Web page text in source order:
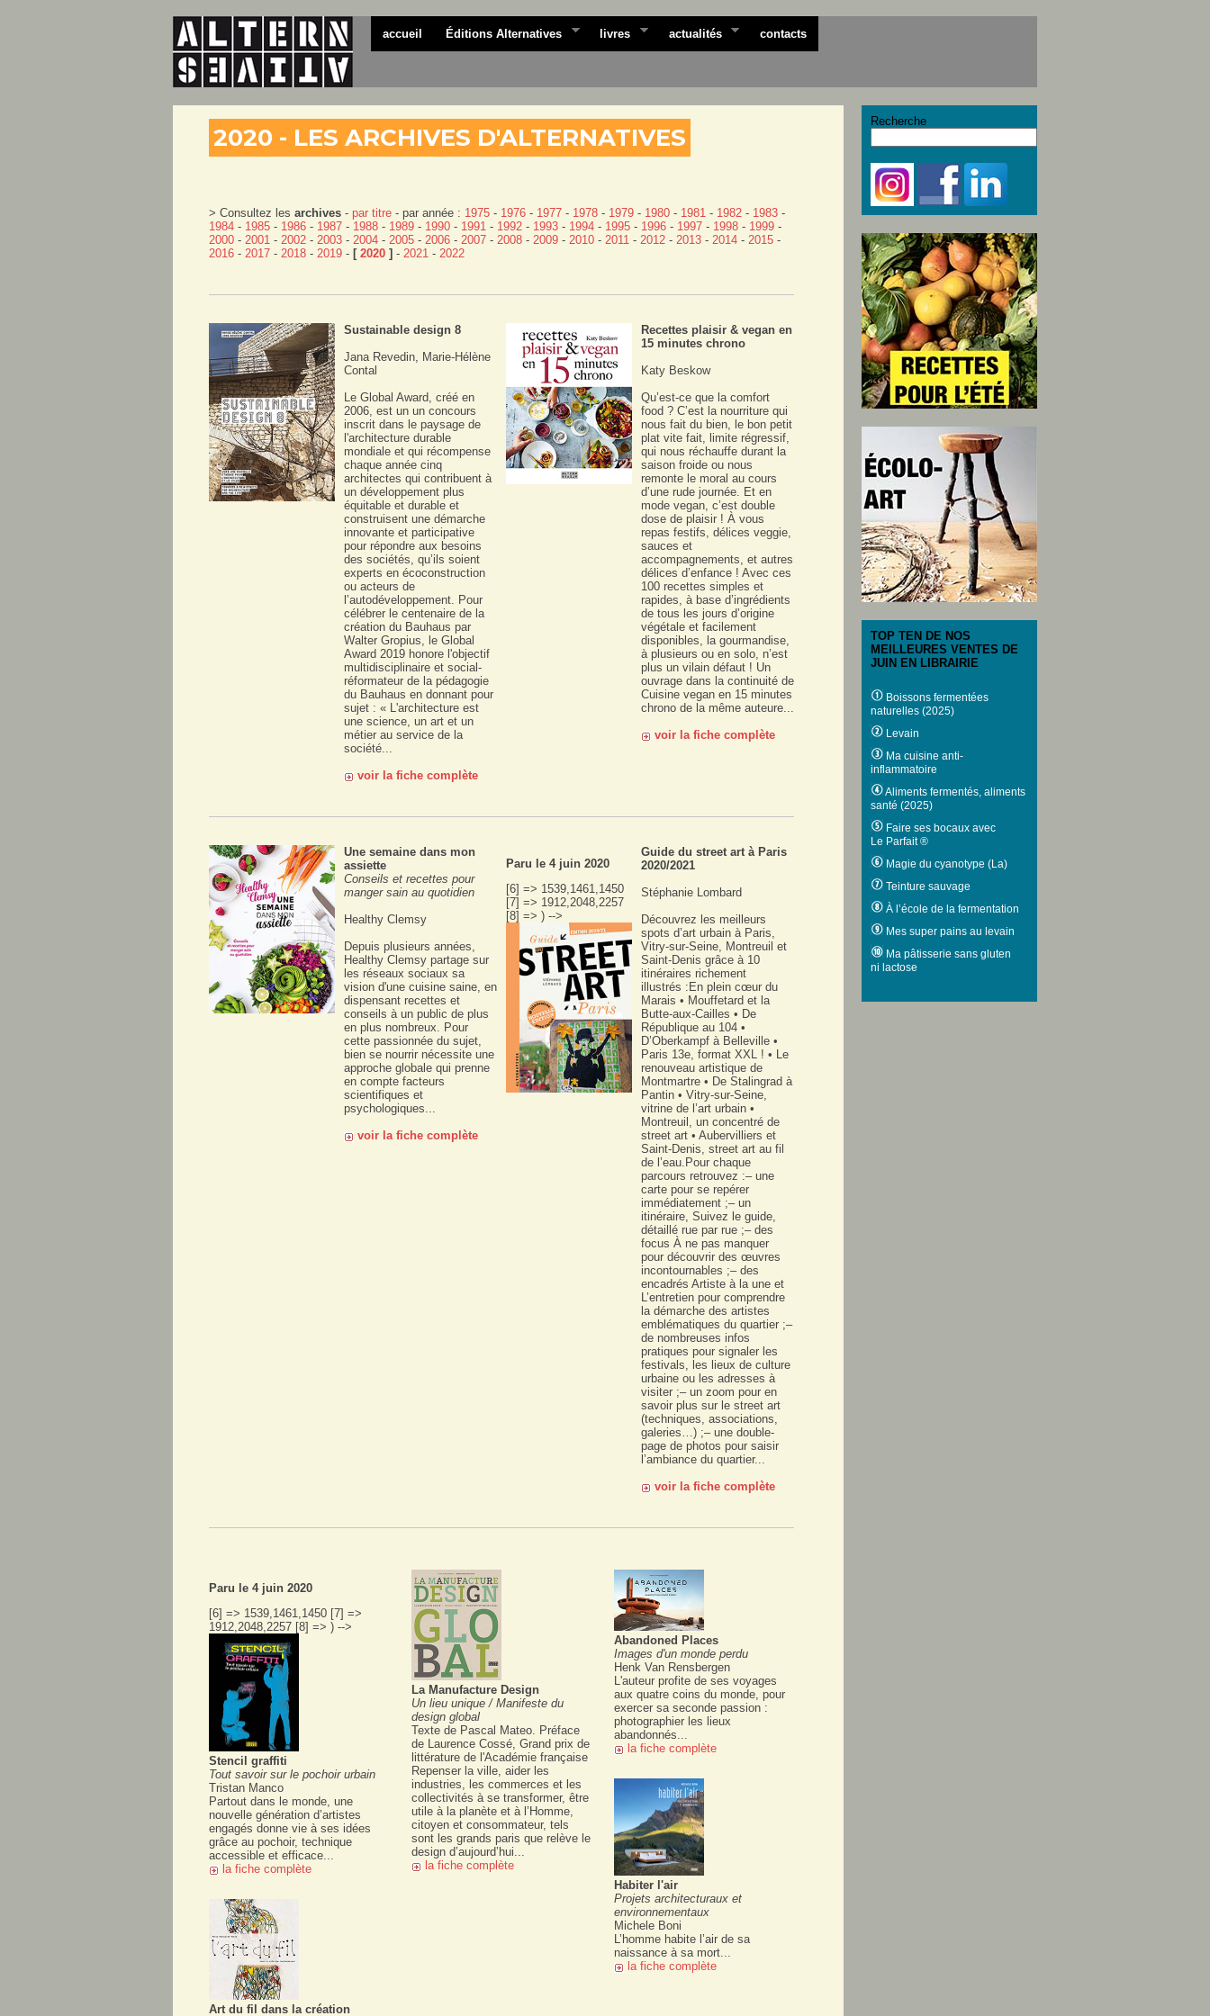
accueil Éditions Alternatives livres actualités contacts
2020 - LES ARCHIVES D'ALTERNATIVES
> Consultez les archives - par titre - par année : 1975 - 1976 - 1977 - 1978 - 1979 - 1980 - 1981 - 1982 - 1983 -
1984 - 1985 - 1986 - 1987 - 1988 - 1989 - 1990 - 1991 - 1992 - 1993 - 1994 - 1995 - 1996 - 1997 - 1998 - 1999 -
2000 - 2001 - 2002 - 2003 - 2004 - 2005 - 2006 - 2007 - 2008 - 2009 - 2010 - 2011 - 2012 - 2013 - 2014 - 2015 -
2016 - 2017 - 2018 - 2019 - [ 2020 ] - 2021 - 2022
Sustainable design 8
Jana Revedin, Marie-Hélène
Contal
Le Global Award, créé en
2006, est un un concours
inscrit dans le paysage de
l'architecture durable
mondiale et qui récompense
chaque année cinq
architectes qui contribuent à
un développement plus
équitable et durable et
construisent une démarche
innovante et participative
pour répondre aux besoins
des sociétés, qu’ils soient
experts en écoconstruction
ou acteurs de
l’autodéveloppement. Pour
célébrer le centenaire de la
création du Bauhaus par
Walter Gropius, le Global
Award 2019 honore l'objectif
multidisciplinaire et social-
réformateur de la pédagogie
du Bauhaus en donnant pour
sujet : « L'architecture est
une science, un art et un
métier au service de la
société...
voir la fiche complète
Recettes plaisir & vegan en
15 minutes chrono
Katy Beskow
Qu’est-ce que la comfort
food ? C’est la nourriture qui
nous fait du bien, le bon petit
plat vite fait, limite régressif,
qui nous réchauffe durant la
saison froide ou nous
remonte le moral au cours
d’une rude journée. Et en
mode vegan, c’est double
dose de plaisir ! À vous
repas festifs, délices veggie,
sauces et
accompagnements, et autres
délices d’enfance ! Avec ces
100 recettes simples et
rapides, à base d’ingrédients
de tous les jours d’origine
végétale et facilement
disponibles, la gourmandise,
à plusieurs ou en solo, n’est
plus un vilain défaut ! Un
ouvrage dans la continuité de
Cuisine vegan en 15 minutes
chrono de la même auteure...
voir la fiche complète
Une semaine dans mon
assiette
Conseils et recettes pour
manger sain au quotidien
Healthy Clemsy
Depuis plusieurs années,
Healthy Clemsy partage sur
les réseaux sociaux sa
vision d'une cuisine saine, en
dispensant recettes et
conseils à un public de plus
en plus nombreux. Pour
cette passionnée du sujet,
bien se nourrir nécessite une
approche globale qui prenne
en compte facteurs
scientifiques et
psychologiques...
voir la fiche complète
Paru le 4 juin 2020
[6] => 1539,1461,1450
[7] => 1912,2048,2257
[8] => ) -->
Guide du street art à Paris
2020/2021
Stéphanie Lombard
Découvrez les meilleurs
spots d’art urbain à Paris,
Vitry-sur-Seine, Montreuil et
Saint-Denis grâce à 10
itinéraires richement
illustrés :En plein cœur du
Marais • Mouffetard et la
Butte-aux-Cailles • De
République au 104 •
D’Oberkampf à Belleville •
Paris 13e, format XXL ! • Le
renouveau artistique de
Montmartre • De Stalingrad à
Pantin • Vitry-sur-Seine,
vitrine de l’art urbain •
Montreuil, un concentré de
street art • Aubervilliers et
Saint-Denis, street art au fil
de l’eau.Pour chaque
parcours retrouvez :– une
carte pour se repérer
immédiatement ;– un
itinéraire, Suivez le guide,
détaillé rue par rue ;– des
focus À ne pas manquer
pour découvrir des œuvres
incontournables ;– des
encadrés Artiste à la une et
L’entretien pour comprendre
la démarche des artistes
emblématiques du quartier ;–
de nombreuses infos
pratiques pour signaler les
festivals, les lieux de culture
urbaine ou les adresses à
visiter ;– un zoom pour en
savoir plus sur le street art
(techniques, associations,
galeries…) ;– une double-
page de photos pour saisir
l’ambiance du quartier...
voir la fiche complète
Paru le 4 juin 2020
[6] => 1539,1461,1450 [7] =>
1912,2048,2257 [8] => ) -->
Stencil graffiti
Tout savoir sur le pochoir urbain
Tristan Manco
Partout dans le monde, une
nouvelle génération d’artistes
engagés donne vie à ses idées
grâce au pochoir, technique
accessible et efficace...
la fiche complète
Art du fil dans la création
La Manufacture Design
Un lieu unique / Manifeste du
design global
Texte de Pascal Mateo. Préface
de Laurence Cossé, Grand prix de
littérature de l'Académie française
Repenser la ville, aider les
industries, les commerces et les
collectivités à se transformer, être
utile à la planète et à l’Homme,
citoyen et consommateur, tels
sont les grands paris que relève le
design d’aujourd’hui...
la fiche complète
Abandoned Places
Images d'un monde perdu
Henk Van Rensbergen
L'auteur profite de ses voyages
aux quatre coins du monde, pour
exercer sa seconde passion :
photographier les lieux
abandonnés...
la fiche complète
Habiter l'air
Projets architecturaux et
environnementaux
Michele Boni
L’homme habite l’air de sa
naissance à sa mort...
la fiche complète
Recherche
TOP TEN DE NOS
MEILLEURES VENTES DE
JUIN EN LIBRAIRIE
Boissons fermentées
naturelles (2025)
Levain
Ma cuisine anti-
inflammatoire
Aliments fermentés, aliments
santé (2025)
Faire ses bocaux avec
Le Parfait ®
Magie du cyanotype (La)
Teinture sauvage
À l’école de la fermentation
Mes super pains au levain
Ma pâtisserie sans gluten
ni lactose